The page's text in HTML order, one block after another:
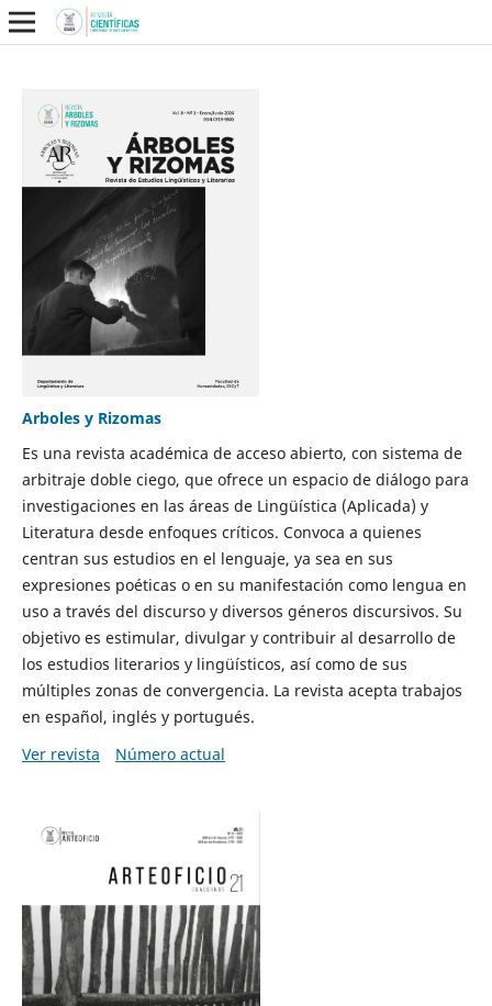
Arboles y Rizomas
Es una revista académica de acceso abierto, con sistema de
arbitraje doble ciego, que ofrece un espacio de diálogo para
investigaciones en las áreas de Lingüística (Aplicada) y
Literatura desde enfoques críticos. Convoca a quienes
centran sus estudios en el lenguaje, ya sea en sus
expresiones poéticas o en su manifestación como lengua en
uso a través del discurso y diversos géneros discursivos. Su
objetivo es estimular, divulgar y contribuir al desarrollo de
los estudios literarios y lingüísticos, así como de sus
múltiples zonas de convergencia. La revista acepta trabajos
en español, inglés y portugués.
Ver revista
Número actual